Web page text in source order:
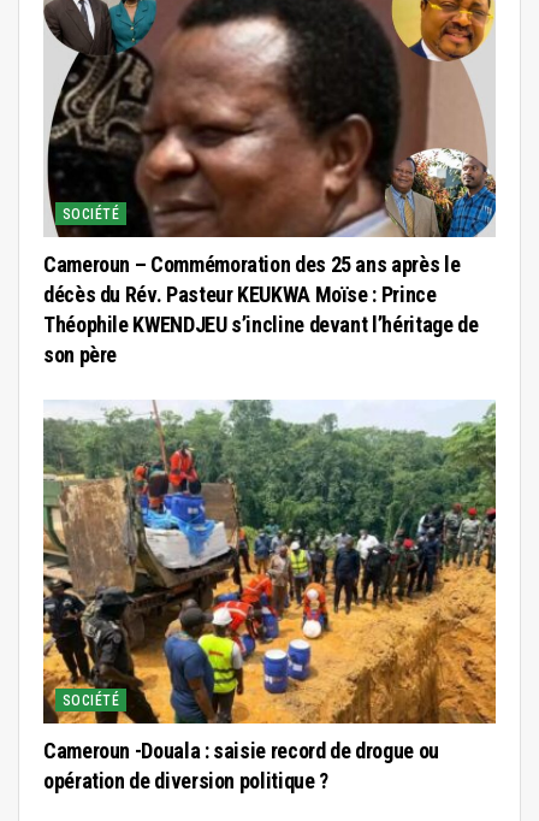
SOCIÉTÉ
Cameroun – Commémoration des 25 ans après le
décès du Rév. Pasteur KEUKWA Moïse : Prince
Théophile KWENDJEU s’incline devant l’héritage de
son père
SOCIÉTÉ
Cameroun -Douala : saisie record de drogue ou
opération de diversion politique ?